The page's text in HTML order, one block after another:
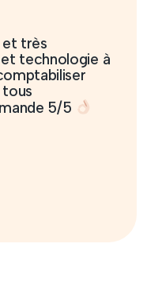
le temps de
à mon activité,
ma situation et
extrêmement
mes gains et